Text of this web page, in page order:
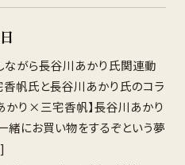
ながら長谷川あかり氏関連動
香帆氏と長谷川あかり氏のコラ
かり×三宅香帆】長谷川あかり
緒にお買い物をするぞという夢